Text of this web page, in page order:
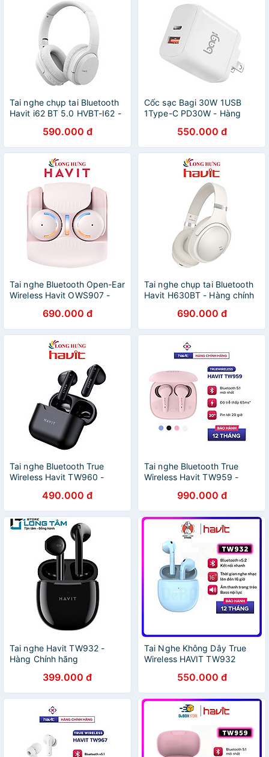
Tai nghe chụp tai Bluetooth
Havit i62 BT 5.0 HVBT-I62 -
590.000 đ
Cốc sạc Bagi 30W 1USB
1Type-C PD30W - Hàng
550.000 đ
Tai nghe Bluetooth Open-Ear
Wireless Havit OWS907 -
690.000 đ
Tai nghe chụp tai Bluetooth
Havit H630BT - Hàng chính
690.000 đ
Tai nghe Bluetooth True
Wireless Havit TW960 -
490.000 đ
Tai nghe Bluetooth True
Wireless Havit TW959 -
990.000 đ
Tai nghe Havit TW932 -
Hàng Chính hãng
399.000 đ
Tai Nghe Không Dây True
Wireless HAVIT TW932
Tăng Cường, Driver 13mm -
Hàng Chính Hãng
550.000 đ